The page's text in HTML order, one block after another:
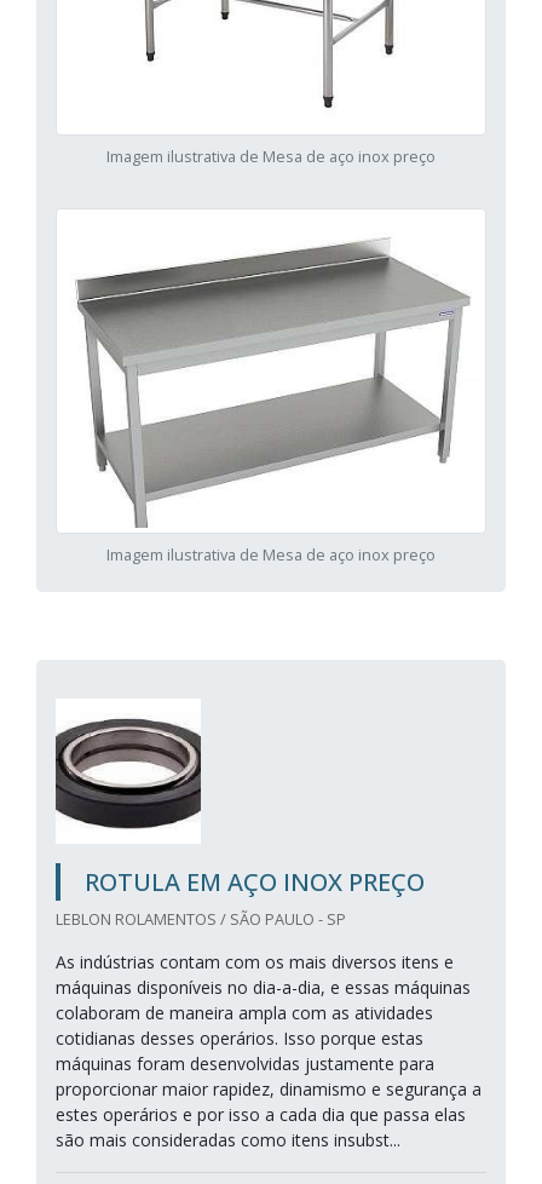
Imagem ilustrativa de Mesa de aço inox preço
Imagem ilustrativa de Mesa de aço inox preço
ROTULA EM AÇO INOX PREÇO
LEBLON ROLAMENTOS / SÃO PAULO - SP
As indústrias contam com os mais diversos itens e
máquinas disponíveis no dia-a-dia, e essas máquinas
colaboram de maneira ampla com as atividades
cotidianas desses operários. Isso porque estas
máquinas foram desenvolvidas justamente para
proporcionar maior rapidez, dinamismo e segurança a
estes operários e por isso a cada dia que passa elas
são mais consideradas como itens insubst...